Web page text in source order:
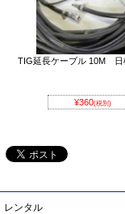
TIG延長ケーブル 10M 日
¥360(税別)
レンタル